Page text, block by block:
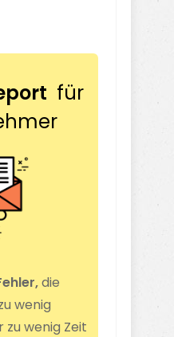
für
die
wenig
zu wenig Zeit